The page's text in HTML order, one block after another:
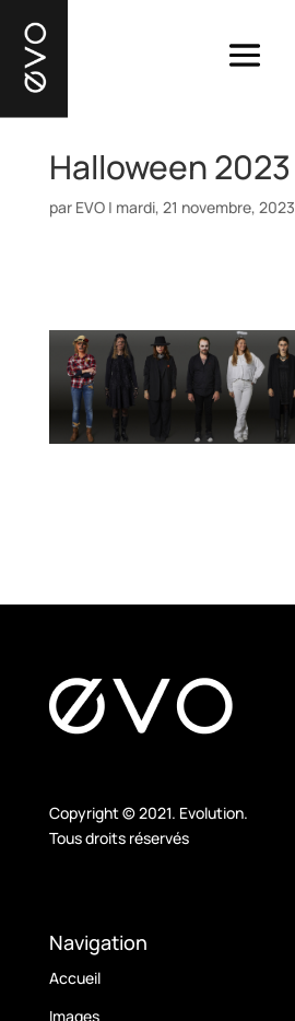
Halloween 2023
par EVO| mardi, 21 novembre, 2023
Copyright © 2021. Evolution.
Tous droits réservés
Navigation
Accueil
Images